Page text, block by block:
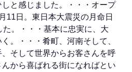
と感じました。・・・オープ
11日。東日本大震災の月命日
。・・・基本に忠実に、大
。・・・肴町、河南そして、
そして世界からお客さんを呼
から喜ばれる街になればとい